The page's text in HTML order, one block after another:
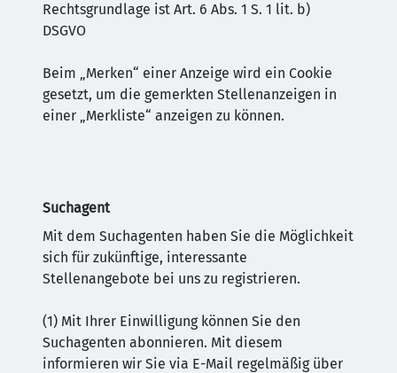
Rechtsgrundlage ist Art. 6 Abs. 1 S. 1 lit. b)
DSGVO
Beim „Merken“ einer Anzeige wird ein Cookie
gesetzt, um die gemerkten Stellenanzeigen in
einer „Merkliste“ anzeigen zu können.
Suchagent
Mit dem Suchagenten haben Sie die Möglichkeit
sich für zukünftige, interessante
Stellenangebote bei uns zu registrieren.
(1) Mit Ihrer Einwilligung können Sie den
Suchagenten abonnieren. Mit diesem
informieren wir Sie via E-Mail regelmäßig über